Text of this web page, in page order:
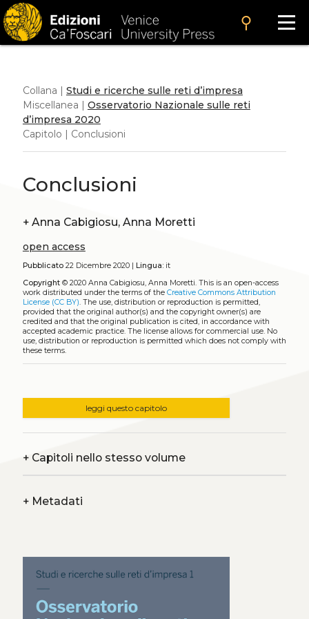
search
Collana | Studi e ricerche sulle reti d’impresa
Miscellanea | Osservatorio Nazionale sulle reti
d’impresa 2020
Capitolo | Conclusioni
Conclusioni
+ Anna Cabigiosu, Anna Moretti
open access
Pubblicato22 Dicembre 2020 | Lingua:it
Copyright© 2020 Anna Cabigiosu, Anna Moretti. This is an open-access
work distributed under the terms of the Creative Commons Attribution
License (CC BY). The use, distribution or reproduction is permitted,
provided that the original author(s) and the copyright owner(s) are
credited and that the original publication is cited, in accordance with
accepted academic practice. The license allows for commercial use. No
use, distribution or reproduction is permitted which does not comply with
these terms.
leggi questo capitolo
+Capitoli nello stesso volume
+Metadati